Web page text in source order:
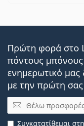
OptiFresh 10 ml.
τη χρήση.
Πρώτη φορά στο
πόντους
ενημερωτικό μας
με την πρώτη
Email
Συγκατατίθεμαι